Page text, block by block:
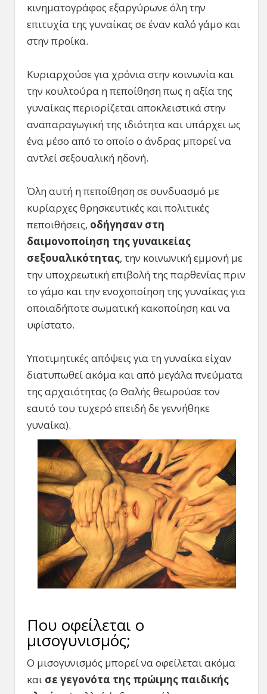
κινηματογράφος εξαργύρωνε όλη την
επιτυχία της γυναίκας σε έναν καλό γάμο και
στην προίκα.
Κυριαρχούσε για χρόνια στην κοινωνία και
την κουλτούρα η πεποίθηση πως η αξία της
γυναίκας περιορίζεται αποκλειστικά στην
αναπαραγωγική της ιδιότητα και υπάρχει ως
ένα μέσο από το οποίο ο άνδρας μπορεί να
αντλεί σεξουαλική ηδονή.
Όλη αυτή η πεποίθηση σε συνδυασμό με
κυρίαρχες θρησκευτικές και πολιτικές
πεποιθήσεις, οδήγησαν στη
δαιμονοποίηση της γυναικείας
σεξουαλικότητας, την κοινωνική εμμονή με
την υποχρεωτική επιβολή της παρθενίας πριν
το γάμο και την ενοχοποίηση της γυναίκας για
οποιαδήποτε σωματική κακοποίηση και να
υφίστατο.
Υποτιμητικές απόψεις για τη γυναίκα είχαν
διατυπωθεί ακόμα και από μεγάλα πνεύματα
της αρχαιότητας (ο Θαλής θεωρούσε τον
εαυτό του τυχερό επειδή δε γεννήθηκε
γυναίκα).
Που οφείλεται ο
μισογυνισμός;
Ο μισογυνισμός μπορεί να οφείλεται ακόμα
και σε γεγονότα της πρώιμης παιδικής